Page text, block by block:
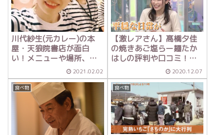
川代紗生(元カレー)の本
屋・天狼院書店が面白
い！メニューや場所、口
コミを調査！【激レアさ
ん】
2021.02.02
【激レアさん】髙橋夕佳
の焼きあご塩らー麺たか
はしの評判や口コミ！値
段や店舗の場所は？2020.12.07
食べ物 食べ物